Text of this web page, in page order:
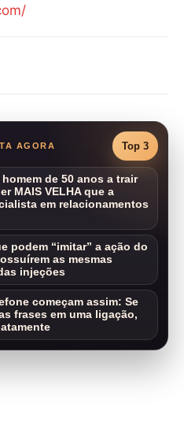
AGORA Top 3
de 50 anos a trair
MAIS VELHA que a
em relacionamentos
podem “imitar” a ação do
as mesmas
injeções
começam assim: Se
frases em uma ligação,